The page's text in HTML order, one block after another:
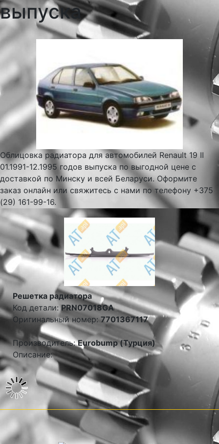
выпуска
Облицовка радиатора для автомобилей Renault 19 II
01.1991-12.1995 годов выпуска по выгодной цене с
доставкой по Минску и всей Беларуси. Оформите
заказ онлайн или свяжитесь с нами по телефону +375
(29) 161-99-16.
Решетка радиатора
Код детали:PRN07018GA
Оригинальный номер:7701367117
Производитель:Eurobump (Турция)
Описание: